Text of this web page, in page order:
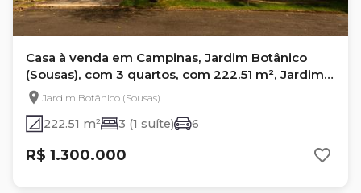
Casa à venda em Campinas, Jardim Botânico
(Sousas), com 3 quartos, com 222.51 m², Jardim
Botânico
Jardim Botânico (Sousas)
222.51 m² 3 (1 suíte) 6
R$ 1.300.000